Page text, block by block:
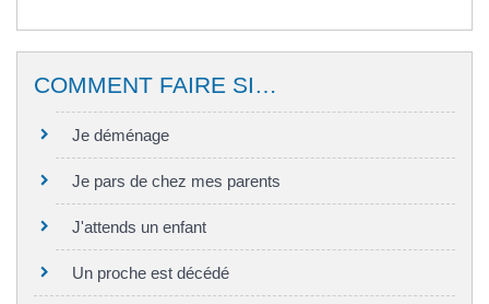
COMMENT FAIRE SI…
Je déménage
Je pars de chez mes parents
J'attends un enfant
Un proche est décédé